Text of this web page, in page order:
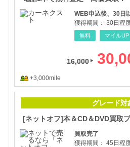
WEB申込後、30日
獲得期間： 30日程
無料 マイルUP
16,000
+3,000mile
グレード対
[ネットオフ]本＆CD＆DVD買取
買取完了
獲得期間： 45日程